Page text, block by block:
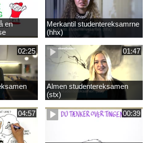
en
Merkantil studentereksamrne
(hhx)
02:25 01:47
Almen studentereksamen
(stx)
04:57 00:39